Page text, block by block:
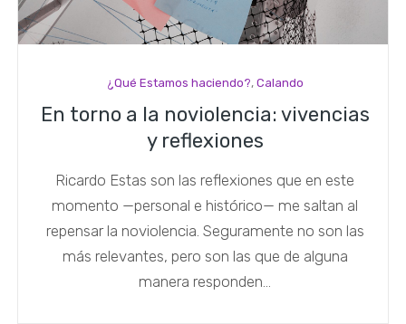
¿Qué Estamos haciendo?, Calando
En torno a la noviolencia: vivencias
y reflexiones
Ricardo Estas son las reflexiones que en este
momento —personal e histórico— me saltan al
repen­sar la noviolencia. Seguramente no son las
más relevantes, pero son las que de alguna
manera responden...